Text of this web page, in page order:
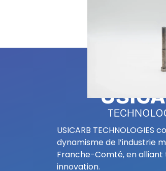
USICARB TECHNOLOGIES
dynamisme de l’industrie
Franche-Comté, en
innovation.